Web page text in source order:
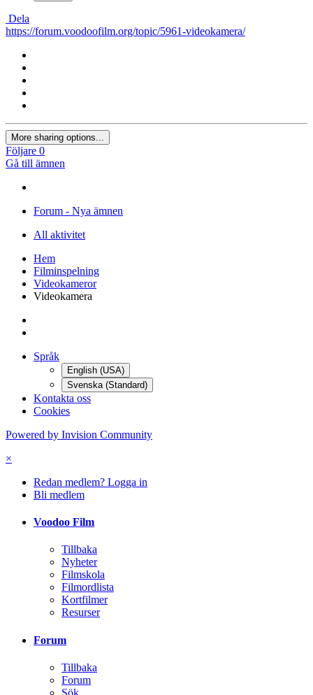
Dela
https://forum.voodoofilm.org/topic/5961-videokamera/
More sharing options...
Följare 0
Gå till ämnen
Forum - Nya ämnen
All aktivitet
Hem
Filminspelning
Videokameror
Videokamera
Språk
English (USA)
Svenska (Standard)
Kontakta oss
Cookies
Powered by Invision Community
×
Redan medlem? Logga in
Bli medlem
Voodoo Film
Tillbaka
Nyheter
Filmskola
Filmordlista
Kortfilmer
Resurser
Forum
Tillbaka
Forum
Sök